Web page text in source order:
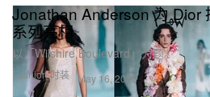
Fashion 时装
Jonathan Anderson 为 Dior
系列亮相
以「Wilshire Boulevard」为题。
May 16, 2026